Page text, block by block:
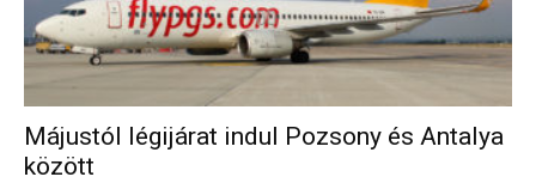
Májustól légijárat indul Pozsony és Antalya
között